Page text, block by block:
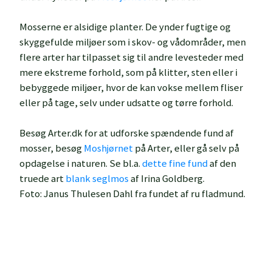
Mosserne er alsidige planter. De ynder fugtige og
skyggefulde miljøer som i skov- og vådområder, men
flere arter har tilpasset sig til andre levesteder med
mere ekstreme forhold, som på klitter, sten eller i
bebyggede miljøer, hvor de kan vokse mellem fliser
eller på tage, selv under udsatte og tørre forhold.
Besøg Arter.dk for at udforske spændende fund af
mosser, besøgMoshjørnetpå Arter, eller gå selv på
opdagelse i naturen. Se bl.a.dette fine fundaf den
truede artblank seglmosaf Irina Goldberg.
Foto: Janus Thulesen Dahl fra fundet af ru fladmund.